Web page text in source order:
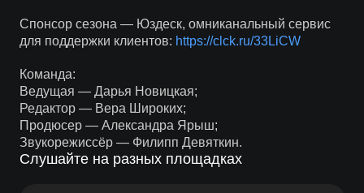
Спонсор сезона — Юздеск, омниканальный сервис
для поддержки клиентов: https://clck.ru/33LiCW
Команда:
Ведущая — Дарья Новицкая;
Редактор — Вера Широких;
Продюсер — Александра Ярыш;
Звукорежиссёр — Филипп Девяткин.
Слушайте на разных площадках